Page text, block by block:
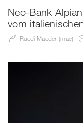
Neo-Bank
vom
Ruedi Maeder (mae)